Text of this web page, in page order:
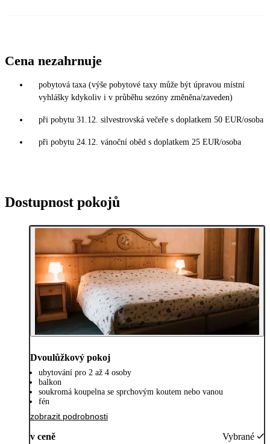
Cena nezahrnuje
pobytová taxa (výše pobytové taxy může být úpravou místní
vyhlášky kdykoliv i v průběhu sezóny změněna/zaveden)
při pobytu 31.12. silvestrovská večeře s doplatkem 50 EUR/osoba
při pobytu 24.12. vánoční oběd s doplatkem 25 EUR/osoba
Dostupnost pokojů
Dvoulůžkový pokoj
ubytování pro 2 až 4 osoby
balkon
soukromá koupelna se sprchovým koutem nebo vanou
fén
zobrazit podrobnosti
v ceně Vybrané